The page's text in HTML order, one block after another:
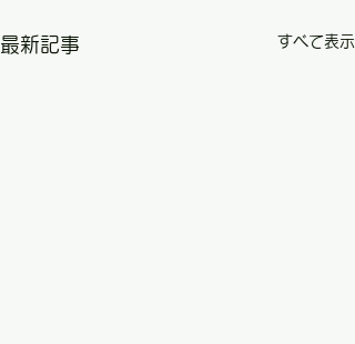
最新記事 すべて表示